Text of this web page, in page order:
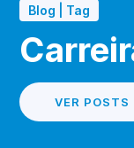
Blog | Tag
VER POSTS